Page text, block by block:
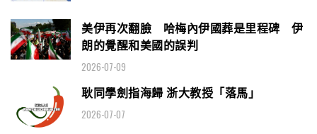
美伊再次翻臉 哈梅內伊國葬是里程碑 伊
朗的覺醒和美國的誤判
2026-07-09
耿同學劍指海歸 浙大教授「落馬」
2026-07-07